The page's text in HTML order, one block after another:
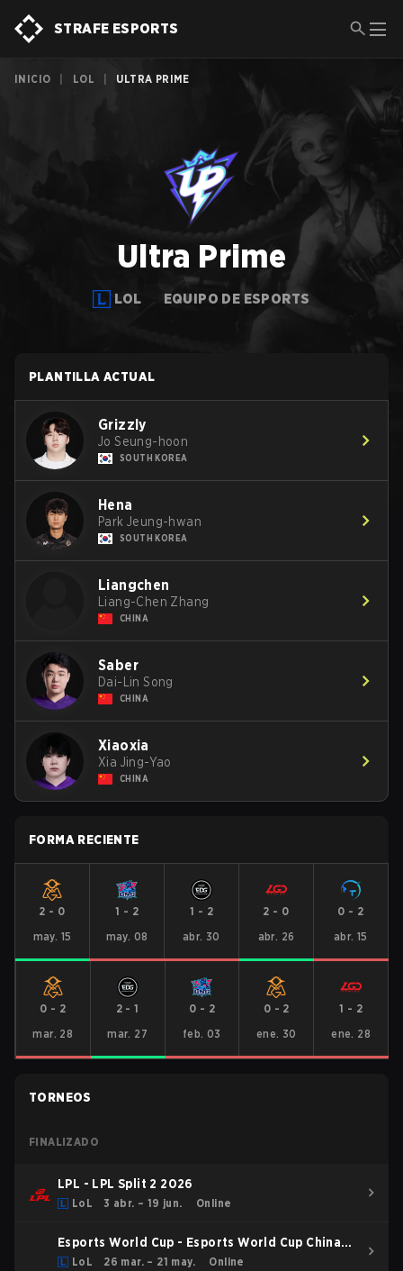
STRAFE ESPORTS
INICIO LOL ULTRA PRIME
Ultra Prime
LOL EQUIPO DE ESPORTS
PLANTILLA ACTUAL
Grizzly
Jo Seung-hoon
SOUTH KOREA
Hena
Park Jeung-hwan
SOUTH KOREA
Liangchen
Liang-Chen Zhang
CHINA
Saber
Dai-Lin Song
CHINA
Xiaoxia
Xia Jing-Yao
CHINA
FORMA RECIENTE
2 - 0
may. 15
1 - 2
may. 08
1 - 2
abr. 30
2 - 0
abr. 26
0 - 2
abr. 15
0 - 2
mar. 28
2 -1
mar. 27
0 - 2
feb. 03
0 - 2
ene. 30
1 - 2
ene. 28
TORNEOS
FINALIZADO
LPL - LPL Split 2 2026
LoL 3 abr. – 19 jun. Online
Esports World Cup - Esports World Cup China
Qualifier
LoL 26 mar. – 21 may. Online